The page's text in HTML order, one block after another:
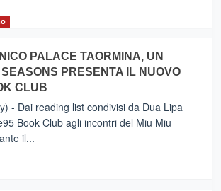
PALACE TAORMINA, UN
PRESENTA IL NUOVO
CLUB
- Dai reading list condivisi da Dua Lipa
Book Club agli incontri del Miu Miu
il...